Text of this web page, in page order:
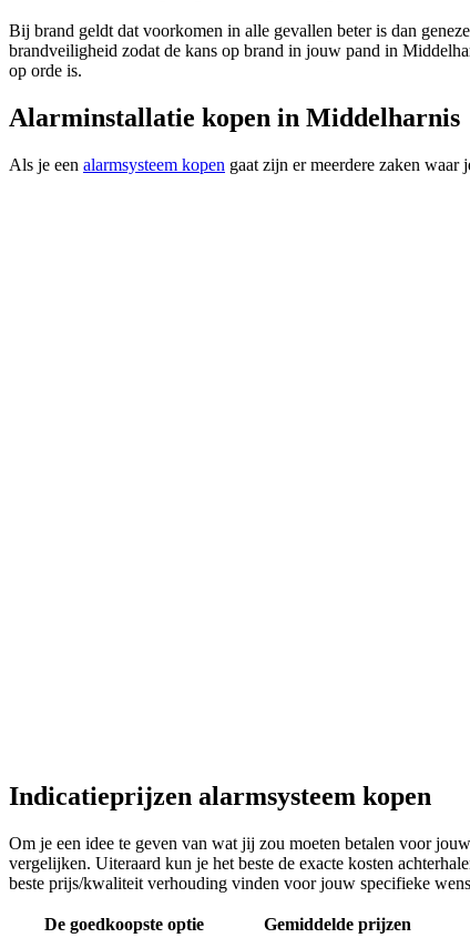
Bij brand geldt dat voorkomen in alle gevallen beter is dan
brandveiligheid zodat de kans op brand in jouw pand in
op orde is.
Alarminstallatie kopen in Middelharnis
Als je een alarmsysteem kopen gaat zijn er meerdere zaken
Indicatieprijzen alarmsysteem kopen
Om je een idee te geven van wat jij zou moeten betalen voor
vergelijken. Uiteraard kun je het beste de exacte kosten
beste prijs/kwaliteit verhouding vinden voor jouw specifieke
De goedkoopste optie Gemiddelde prijzen